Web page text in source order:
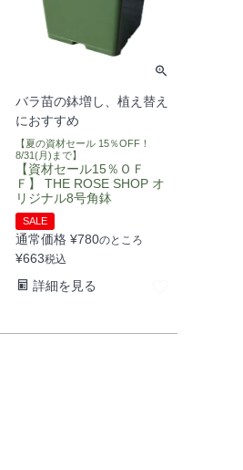
バラ苗の鉢増し、植え替え
におすすめ
【夏の資材セール 15％OFF！
8/31(月)まで】
【資材セール15％ＯＦ
Ｆ】 THE ROSE SHOP オ
リジナル8号角鉢
SALE
通常価格 ¥780のところ
¥663税込
詳細を見る